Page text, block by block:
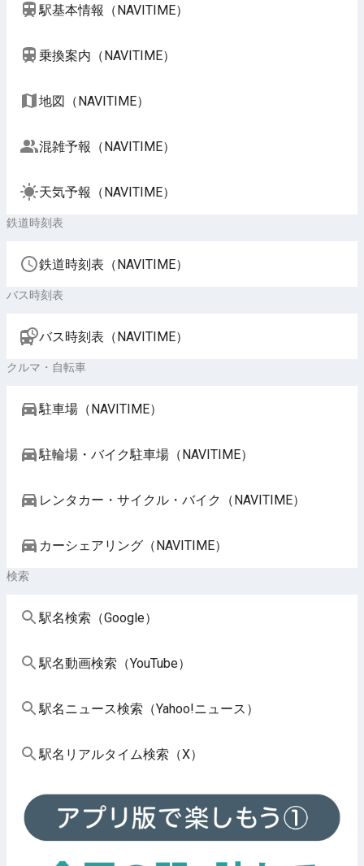
駅基本情報（NAVITIME）
乗換案内（NAVITIME）
地図（NAVITIME）
混雑予報（NAVITIME）
天気予報（NAVITIME）
鉄道時刻表
鉄道時刻表（NAVITIME）
バス時刻表
バス時刻表（NAVITIME）
クルマ・自転車
駐車場（NAVITIME）
駐輪場・バイク駐車場（NAVITIME）
レンタカー・サイクル・バイク（NAVITIME）
カーシェアリング（NAVITIME）
検索
駅名検索（Google）
駅名動画検索（YouTube）
駅名ニュース検索（Yahoo!ニュース）
駅名リアルタイム検索（X）